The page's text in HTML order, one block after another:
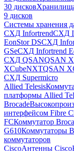
30 дисков
9 дисков
Системы хранения
СХД InfortrendСХД
EonStor DSСХД
GSeСХД Infortrend
СХД QSANQSAN
XCubeNXTQSAN
СХД Supermicro
Allied Telesis
платформы Allied
Brocade
интерфейсом Fibre
FCКоммутатор
G610Коммутаторы
коммутаторов
CiscoАнтенны Cisco